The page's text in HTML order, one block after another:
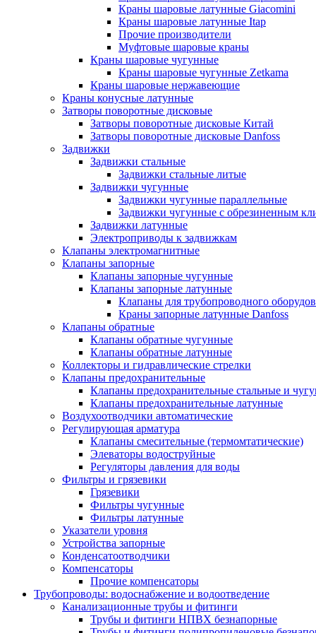
Краны шаровые латунные Giacomini
Краны шаровые латунные Itap
Прочие производители
Муфтовые шаровые краны
Краны шаровые чугунные
Краны шаровые чугунные Zetkama
Краны шаровые нержавеющие
Краны конусные латунные
Затворы поворотные дисковые
Затворы поворотные дисковые Китай
Затворы поворотные дисковые Danfoss
Задвижки
Задвижки стальные
Задвижки стальные литые
Задвижки чугунные
Задвижки чугунные параллельные
Задвижки чугунные с обрезиненным
Задвижки латунные
Электроприводы к задвижкам
Клапаны электромагнитные
Клапаны запорные
Клапаны запорные чугунные
Клапаны запорные латунные
Клапаны для трубопроводного
Краны запорные латунные Danfoss
Клапаны обратные
Клапаны обратные чугунные
Клапаны обратные латунные
Коллекторы и гидравлические стрелки
Клапаны предохранительные
Клапаны предохранительные стальные и
Клапаны предохранительные латунные
Воздухоотводчики автоматические
Регулирующая арматура
Клапаны смесительные (термомтатические)
Элеваторы водоструйные
Регуляторы давления для воды
Фильтры и грязевики
Грязевики
Фильтры чугунные
Фильтры латунные
Указатели уровня
Устройства запорные
Конденсатоотводчики
Компенсаторы
Прочие компенсаторы
Трубопроводы: водоснабжение и водоотведение
Канализационные трубы и фитинги
Трубы и фитинги НПВХ безнапорные